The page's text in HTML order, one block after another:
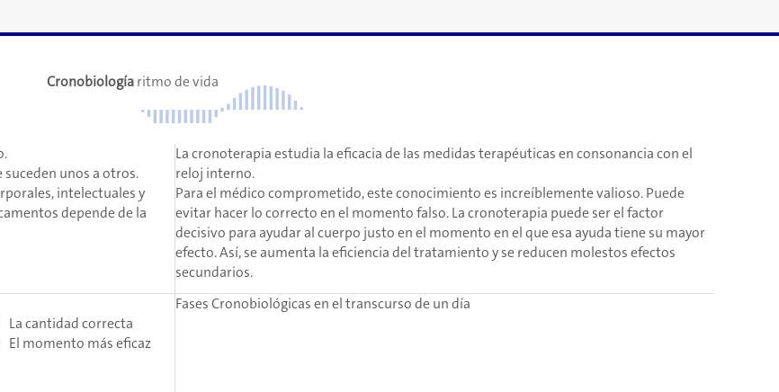
Cronobiología ritmo de vida
unos a otros.
intelectuales y
depende de la
La cronoterapia estudia la eficacia de las medidas terapéuticas en consonancia con el
reloj interno.
Para el médico comprometido, este conocimiento es increíblemente valioso. Puede
evitar hacer lo correcto en el momento falso. La cronoterapia puede ser el factor
decisivo para ayudar al cuerpo justo en el momento en el que esa ayuda tiene su mayor
efecto. Así, se aumenta la eficiencia del tratamiento y se reducen molestos efectos
secundarios.
La cantidad correcta
El momento más eficaz
Fases Cronobiológicas en el transcurso de un día